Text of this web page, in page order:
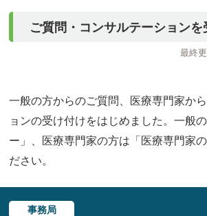
ご質問・コンサルテーション
最終
一般の方からのご質問、医療専門家か
ョンの受け付けをはじめました。一般
ー」、医療専門家の方は「医療専門家
ださい。
事務局